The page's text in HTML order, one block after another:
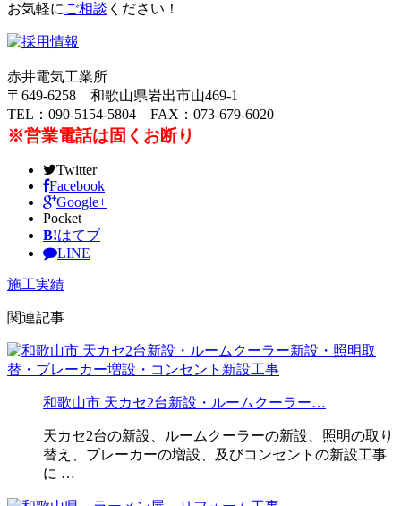
お気軽に ご相談 ください！
赤井電気工業所
〒649-6258 和歌山県岩出市山469-1
TEL：090-5154-5804 FAX：073-679-6020
※営業電話は固くお断り
Twitter
Facebook
Google+
Pocket
B!はてブ
LINE
施工実績
関連記事
和歌山市 天カセ2台新設・ルームクーラー…
天カセ2台の新設、ルームクーラーの新設、照明の取り
替え、ブレーカーの増設、及びコンセントの新設工事
に …